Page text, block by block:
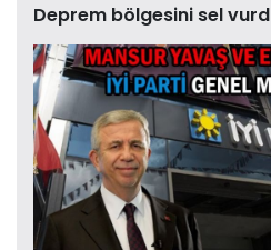
Deprem bölgesini sel